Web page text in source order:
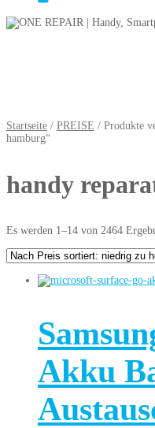
Startseite / PREISE / Produkte
hamburg“
handy
Es werden 1–14 von 2464
Akku